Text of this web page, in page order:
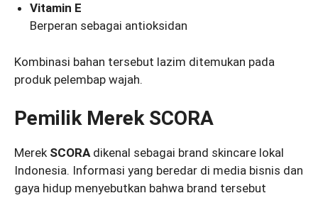
Vitamin E
Berperan sebagai antioksidan
Kombinasi bahan tersebut lazim ditemukan pada
produk pelembap wajah.
Pemilik Merek SCORA
Merek SCORAdikenal sebagai brand skincare lokal
Indonesia. Informasi yang beredar di media bisnis dan
gaya hidup menyebutkan bahwa brand tersebut